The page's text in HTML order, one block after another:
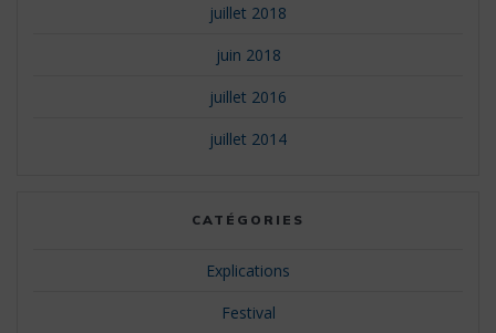
juillet 2018
juin 2018
juillet 2016
juillet 2014
CATÉGORIES
Explications
Festival